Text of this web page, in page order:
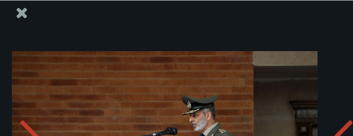
La remise de diplômes aux étudiants des universités
militaires